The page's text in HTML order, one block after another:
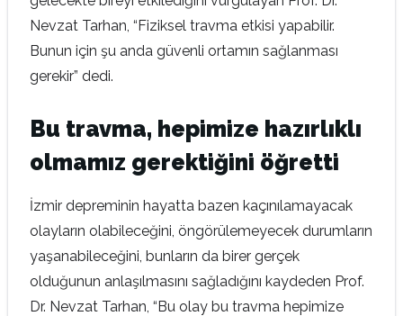
Nevzat Tarhan, “Fiziksel travma etkisi yapabilir.
Bunun için şu anda güvenli ortamın sağlanması
gerekir” dedi.
Bu travma, hepimize hazırlıklı
olmamız gerektiğini öğretti
İzmir depreminin hayatta bazen kaçınılamayacak
olayların olabileceğini, öngörülemeyecek durumların
yaşanabileceğini, bunların da birer gerçek
olduğunun anlaşılmasını sağladığını kaydeden Prof.
Dr. Nevzat Tarhan, “Bu olay bu travma hepimize